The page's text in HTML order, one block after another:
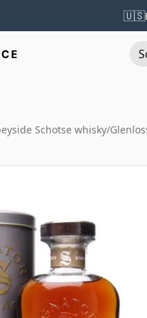
🇺🇸
Schotse whisky/